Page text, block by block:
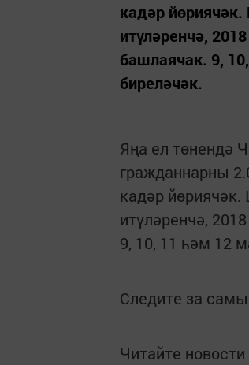
кадәр
итүләренчә,
башлаячак. 9,
биреләчәк.
Яңа ел төнендә
гражданнарны
кадәр
итүләренчә,
9, 10, 11 һәм 12
Следите за
Читайте